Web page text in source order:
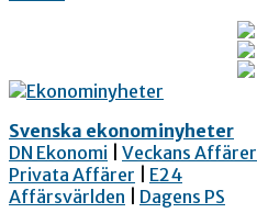
Svenska ekonominyheter
DN Ekonomi
Veckans Affärer
Privata Affärer
E24
Affärsvärlden
Dagens PS